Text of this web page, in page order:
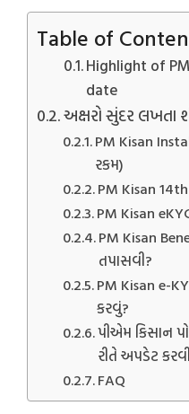
Table of
Highlight of
date
અક્ષરો સુંદર લખતા
PM Kisan
રકમ)
PM Kisan
PM Kisan
PM Kisan
તપાસવી?
PM Kisan e-
કરવું?
પીએમ કિસાન
રીતે અપડેટ
FAQ